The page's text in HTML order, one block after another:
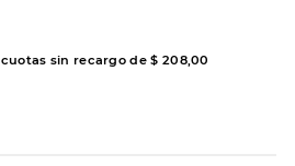
cuotas sin recargo de$ 208,00